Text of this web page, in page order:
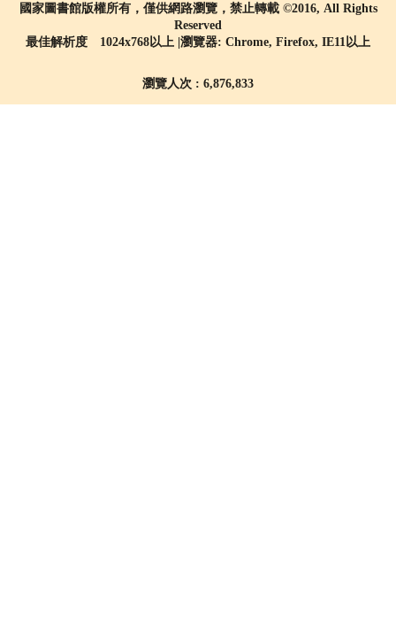
國家圖書館版權所有，僅供網路瀏覽，禁止轉載 ©2016, All Rights
Reserved
最佳解析度 1024x768以上 |瀏覽器: Chrome, Firefox, IE11以上
瀏覽人次 : 6,876,833